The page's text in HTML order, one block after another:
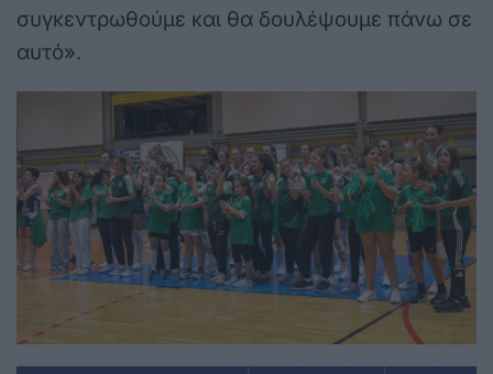
συγκεντρωθούμε και θα δουλέψουμε πάνω σε
αυτό».